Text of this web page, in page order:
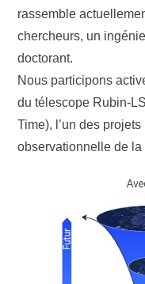
rassemble
chercheurs, un
doctorant.
Nous participons
du télescope Rubin-
Time), l’un des
observationnelle de